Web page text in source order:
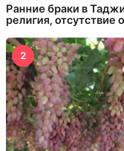
Ранние браки в
религия, отсутствие
2